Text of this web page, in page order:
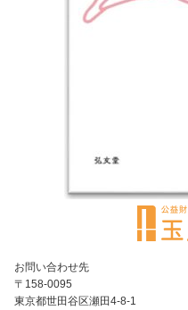
お問い合わせ先
〒158-0095
東京都世田谷区瀬田4-8-1